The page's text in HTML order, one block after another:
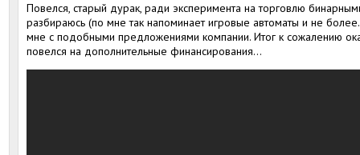
Повелся, старый дурак, ради эксперимента на торговлю
разбираюсь (по мне так напоминает игровые автоматы и не
мне с подобными предложениями компании. Итог к сожалению
повелся на дополнительные финансирования...